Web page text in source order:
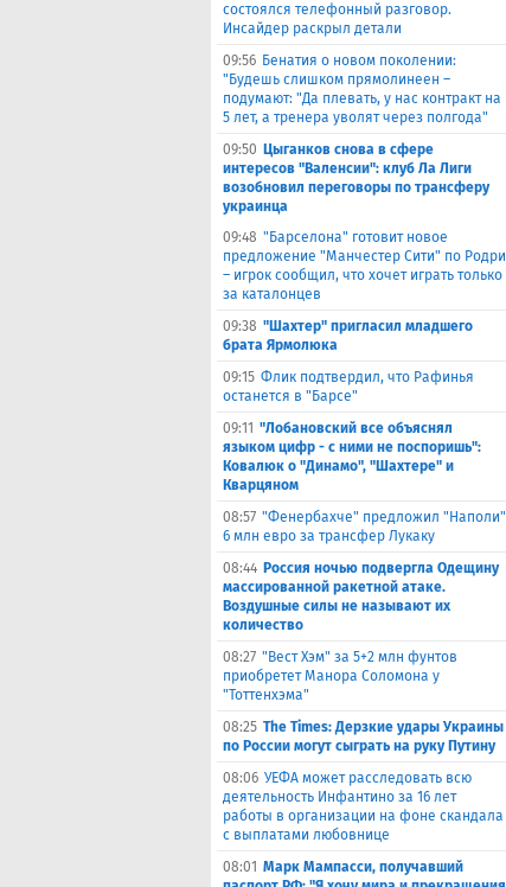
состоялся телефонный разговор.
Инсайдер раскрыл детали
09:56 Бенатия о новом поколении:
"Будешь слишком прямолинеен –
подумают: "Да плевать, у нас контракт на
5 лет, а тренера уволят через полгода"
09:50 Цыганков снова в сфере
интересов "Валенсии": клуб Ла Лиги
возобновил переговоры по трансферу
украинца
09:48 ​"Барселона" готовит новое
предложение "Манчестер Сити" по Родри
– игрок сообщил, что хочет играть только
за каталонцев
09:38 "Шахтер" пригласил младшего
брата Ярмолюка
09:15 Флик подтвердил, что Рафинья
останется в "Барсе"
09:11 "Лобановский все объяснял
языком цифр - с ними не поспоришь":
Ковалюк о "Динамо", "Шахтере" и
Кварцяном
08:57 "Фенербахче" предложил "Наполи"
6 млн евро за трансфер Лукаку
08:44 Россия ночью подвергла Одещину
массированной ракетной атаке.
Воздушные силы не называют их
количество
08:27 "Вест Хэм" за 5+2 млн фунтов
приобретет Манора Соломона у
"Тоттенхэма"
08:25 The Times: Дерзкие удары Украины
по России могут сыграть на руку Путину
08:06 УЕФА может расследовать всю
деятельность Инфантино за 16 лет
работы в организации на фоне скандала
с выплатами любовнице
08:01 Марк Мампасси, получавший